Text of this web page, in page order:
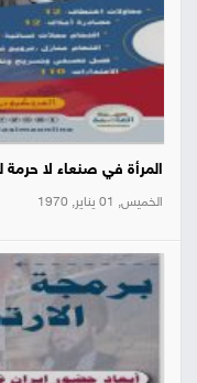
المرأة في صنعاء لا حرمة
الخميس, 01 يناير, 1970